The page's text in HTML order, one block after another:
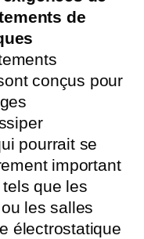
de
conçus pour
pourrait se
important
que les
les salles
électrostatique